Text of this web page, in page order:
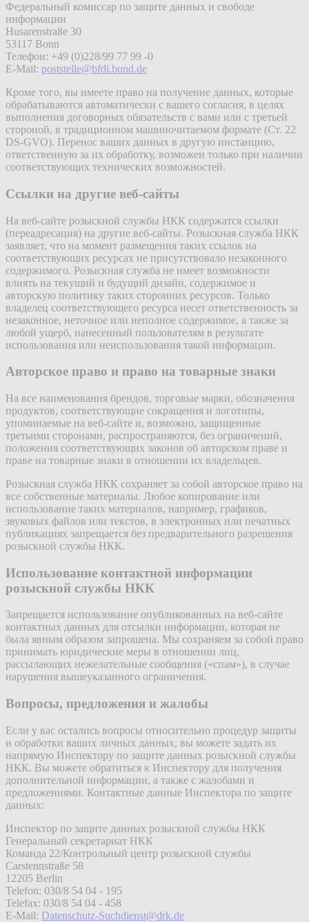
Федеральный комиссар по защите данных и свободе
информации
Husarenstraße 30
53117 Bonn
Телефон: +49 (0)228/99 77 99 -0
E-Mail: poststelle@bfdi.bund.de
Кроме того, вы имеете право на получение данных, которые
обрабатываются автоматически с вашего согласия, в целях
выполнения договорных обязательств с вами или с третьей
стороной, в традиционном машиночитаемом формате (Ст. 22
DS-GVO). Перенос ваших данных в другую инстанцию,
ответственную за их обработку, возможен только при наличии
соответствующих технических возможностей.
Ссылки на другие веб-сайты
На веб-сайте розыскной службы НКК содержатся ссылки
(переадресация) на другие веб-сайты. Розыскная служба НКК
заявляет, что на момент размещения таких ссылок на
соответствующих ресурсах не присутствовало незаконного
содержимого. Розыскная служба не имеет возможности
влиять на текущий и будущий дизайн, содержимое и
авторскую политику таких сторонних ресурсов. Только
владелец соответствующего ресурса несет ответственность за
незаконное, неточное или неполное содержимое, а также за
любой ущерб, нанесенный пользователям в результате
использования или неиспользования такой информации.
Авторское право и право на товарные знаки
На все наименования брендов, торговые марки, обозначения
продуктов, соответствующие сокращения и логотипы,
упоминаемые на веб-сайте и, возможно, защищенные
третьими сторонами, распространяются, без ограничений,
положения соответствующих законов об авторском праве и
праве на товарные знаки в отношении их владельцев.
Розыскная служба НКК сохраняет за собой авторское право на
все собственные материалы. Любое копирование или
использование таких материалов, например, графиков,
звуковых файлов или текстов, в электронных или печатных
публикациях запрещается без предварительного разрешения
розыскной службы НКК.
Использование контактной информации
розыскной службы НКК
Запрещается использование опубликованных на веб-сайте
контактных данных для отсылки информации, которая не
была явным образом запрошена. Мы сохраняем за собой право
принимать юридические меры в отношении лиц,
рассылающих нежелательные сообщения («спам»), в случае
нарушения вышеуказанного ограничения.
Вопросы, предложения и жалобы
Если у вас остались вопросы относительно процедур защиты
и обработки ваших личных данных, вы можете задать их
напрямую Инспектору по защите данных розыскной службы
НКК. Вы можете обратиться к Инспектору для получения
дополнительной информации, а также с жалобами и
предложениями. Контактные данные Инспектора по защите
данных:
Инспектор по защите данных розыскной службы НКК
Генеральный секретариат НКК
Команда 22/Контрольный центр розыскной службы
Carstennstraße 58
12205 Berlin
Telefon: 030/8 54 04 - 195
Telefax: 030/8 54 04 - 458
E-Mail: Datenschutz-Suchdienst@drk.de